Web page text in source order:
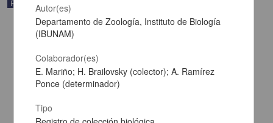
Autor(es)
Departamento de Zoología, Instituto de Biología
(IBUNAM)
Colaborador(es)
E. Mariño; H. Brailovsky (colector); A. Ramírez
Ponce (determinador)
Tipo